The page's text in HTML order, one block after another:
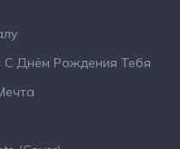
Днём Рождения Тебя